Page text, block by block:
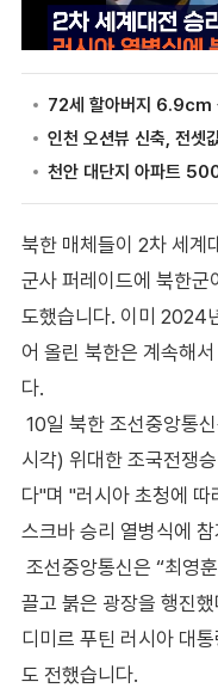
북한 매체들이 2차 세계
군사 퍼레이드에 북한군
도했습니다. 이미 2024
어 올린 북한은 계속해
다.
10일 북한 조선중앙통
시각) 위대한 조국전쟁
다"며 "러시아 초청에
스크바 승리 열병식에
조선중앙통신은 “최영
끌고 붉은 광장을 행진
디미르 푸틴 러시아 대
도 전했습니다.